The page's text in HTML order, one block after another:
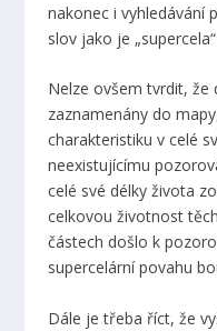
nakonec i vyhledávání
slov jako je
Nelze ovšem tvrdit, že
zaznamenány do
charakteristiku v celé
neexistujícímu
celé své délky života
celkovou životnost
částech došlo k
supercelární povahu
Dále je třeba říct, že